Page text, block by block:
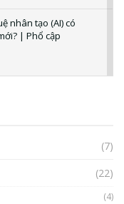
nhân tạo (AI) có
| Phổ cập
(7)
(22)
(4)